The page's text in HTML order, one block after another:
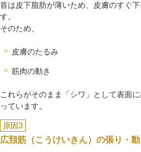
首は皮下脂肪が薄いため、皮膚のすぐ
す。
そのため、
皮膚のたるみ
筋肉の動き
これらがそのまま「シワ」として表面
っています。
原因3
広頚筋（こうけいきん）の張り・